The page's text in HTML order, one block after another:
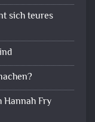
sich teures
Fry